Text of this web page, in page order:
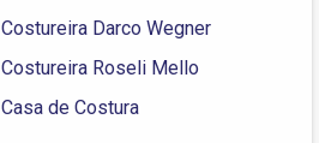
Costureira Darco Wegner
Costureira Roseli Mello
Casa de Costura